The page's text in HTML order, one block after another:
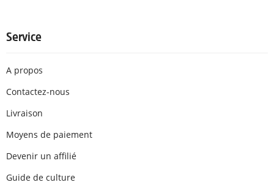
Service
A propos
Contactez-nous
Livraison
Moyens de paiement
Devenir un affilié
Guide de culture